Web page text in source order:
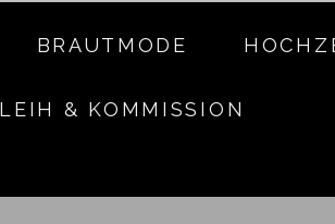
BRAUTMODE
& KOMMISSION